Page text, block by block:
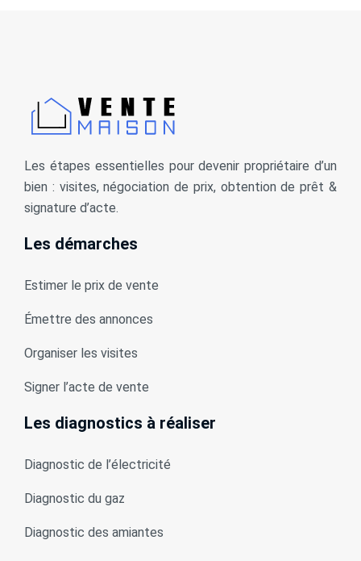
Les étapes essentielles pour devenir propriétaire d’un
bien : visites, négociation de prix, obtention de prêt &
signature d’acte.
Les démarches
Estimer le prix de vente
Émettre des annonces
Organiser les visites
Signer l’acte de vente
Les diagnostics à réaliser
Diagnostic de l’électricité
Diagnostic du gaz
Diagnostic des amiantes